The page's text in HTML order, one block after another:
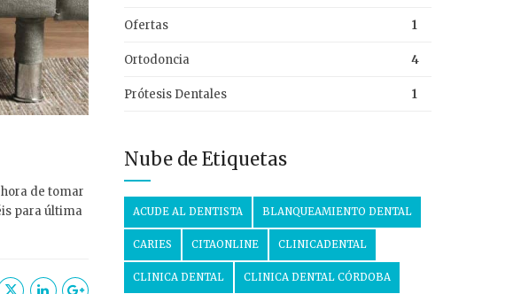
de tomar
para última
Ofertas 1
Ortodoncia 4
Prótesis Dentales 1
Nube de Etiquetas
ACUDE AL DENTISTA BLANQUEAMIENTO DENTAL
CARIES CITAONLINE CLINICADENTAL
CLINICA DENTAL CLINICA DENTAL CÓRDOBA